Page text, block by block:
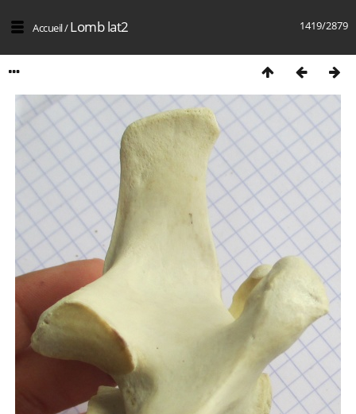
1419/2879
Accueil/Lomb lat2